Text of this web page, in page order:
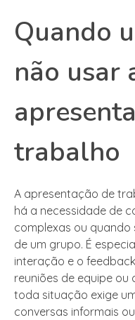
Quando
não usar
trabalho
A apresentação de
há a necessidade de
complexas ou quando
de um grupo. É
interação e o
reuniões de equipe ou
toda situação exige
conversas informais